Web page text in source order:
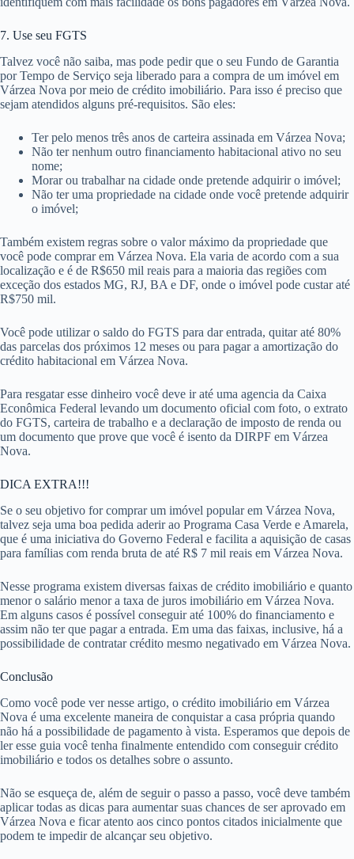
7. Use seu FGTS
Talvez você não saiba, mas pode pedir que o seu Fundo de Garantia
por Tempo de Serviço seja liberado para a compra de um imóvel em
Várzea Nova por meio de crédito imobiliário. Para isso é preciso que
sejam atendidos alguns pré-requisitos. São eles:
Ter pelo menos três anos de carteira assinada em Várzea Nova;
Não ter nenhum outro financiamento habitacional ativo no seu
nome;
Morar ou trabalhar na cidade onde pretende adquirir o imóvel;
Não ter uma propriedade na cidade onde você pretende adquirir
o imóvel;
Também existem regras sobre o valor máximo da propriedade que
você pode comprar em Várzea Nova. Ela varia de acordo com a sua
localização e é de R$650 mil reais para a maioria das regiões com
exceção dos estados MG, RJ, BA e DF, onde o imóvel pode custar até
R$750 mil.
Você pode utilizar o saldo do FGTS para dar entrada, quitar até 80%
das parcelas dos próximos 12 meses ou para pagar a amortização do
crédito habitacional em Várzea Nova.
Para resgatar esse dinheiro você deve ir até uma agencia da Caixa
Econômica Federal levando um documento oficial com foto, o extrato
do FGTS, carteira de trabalho e a declaração de imposto de renda ou
um documento que prove que você é isento da DIRPF em Várzea
Nova.
DICA EXTRA!!!
Se o seu objetivo for comprar um imóvel popular em Várzea Nova,
talvez seja uma boa pedida aderir ao Programa Casa Verde e Amarela,
que é uma iniciativa do Governo Federal e facilita a aquisição de casas
para famílias com renda bruta de até R$ 7 mil reais em Várzea Nova.
Nesse programa existem diversas faixas de crédito imobiliário e quanto
menor o salário menor a taxa de juros imobiliário em Várzea Nova.
Em alguns casos é possível conseguir até 100% do financiamento e
assim não ter que pagar a entrada. Em uma das faixas, inclusive, há a
possibilidade de contratar crédito mesmo negativado em Várzea Nova.
Conclusão
Como você pode ver nesse artigo, o crédito imobiliário em Várzea
Nova é uma excelente maneira de conquistar a casa própria quando
não há a possibilidade de pagamento à vista. Esperamos que depois de
ler esse guia você tenha finalmente entendido com conseguir crédito
imobiliário e todos os detalhes sobre o assunto.
Não se esqueça de, além de seguir o passo a passo, você deve também
aplicar todas as dicas para aumentar suas chances de ser aprovado em
Várzea Nova e ficar atento aos cinco pontos citados inicialmente que
podem te impedir de alcançar seu objetivo.